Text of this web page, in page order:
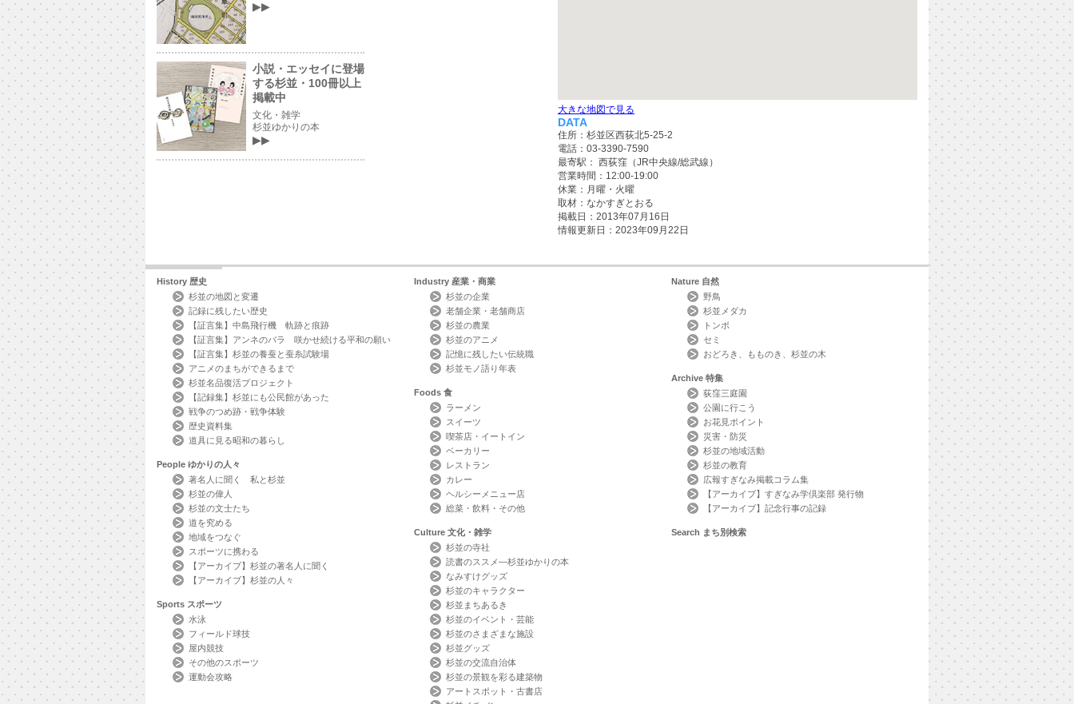
小説・エッセイに登場
する杉並・100冊以上
掲載中
文化・雑学
杉並ゆかりの本
大きな地図で見る
DATA
住所：杉並区西荻北5-25-2
電話：03-3390-7590
最寄駅： 西荻窪（JR中央線/総武線）
営業時間：12:00-19:00
休業：月曜・火曜
取材：なかすぎとおる
掲載日：2013年07月16日
情報更新日：2023年09月22日
History 歴史
杉並の地図と変遷
記録に残したい歴史
【証言集】中島飛行機 軌跡と痕跡
【証言集】アンネのバラ 咲かせ続ける平和の願い
【証言集】杉並の養蚕と蚕糸試験場
アニメのまちができるまで
杉並名品復活プロジェクト
【記録集】杉並にも公民館があった
戦争のつめ跡・戦争体験
歴史資料集
道具に見る昭和の暮らし
People ゆかりの人々
著名人に聞く 私と杉並
杉並の偉人
杉並の文士たち
道を究める
地域をつなぐ
スポーツに携わる
【アーカイブ】杉並の著名人に聞く
【アーカイブ】杉並の人々
Sports スポーツ
水泳
フィールド球技
屋内競技
その他のスポーツ
運動会攻略
Industry 産業・商業
杉並の企業
老舗企業・老舗商店
杉並の農業
杉並のアニメ
記憶に残したい伝統職
杉並モノ語り年表
Foods 食
ラーメン
スイーツ
喫茶店・イートイン
ベーカリー
レストラン
カレー
ヘルシーメニュー店
総菜・飲料・その他
Culture 文化・雑学
杉並の寺社
読書のススメ―杉並ゆかりの本
なみすけグッズ
杉並のキャラクター
杉並まちあるき
杉並のイベント・芸能
杉並のさまざまな施設
杉並グッズ
杉並の交流自治体
杉並の景観を彩る建築物
アートスポット・古書店
Nature 自然
野鳥
杉並メダカ
トンボ
セミ
おどろき、もものき、杉並の木
Archive 特集
荻窪三庭園
公園に行こう
お花見ポイント
災害・防災
杉並の地域活動
杉並の教育
広報すぎなみ掲載コラム集
【アーカイブ】すぎなみ学倶楽部 発行物
【アーカイブ】記念行事の記録
Search まち別検索